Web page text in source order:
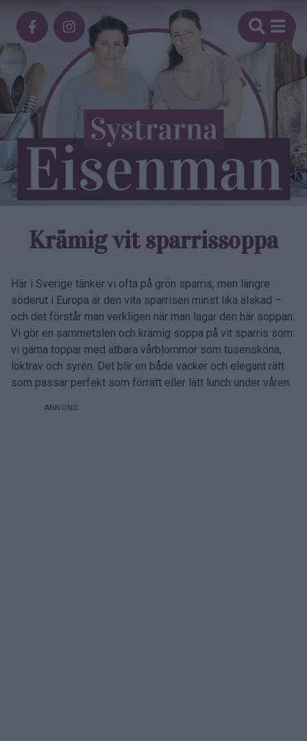
Krämig vit sparrissoppa
Här i Sverige tänker vi ofta på grön sparris, men längre
söderut i Europa är den vita sparrisen minst lika älskad –
och det förstår man verkligen när man lagar den här soppan.
Vi gör en sammetslen och krämig soppa på vit sparris som
vi gärna toppar med ätbara vårblommor som tusensköna,
löktrav och syrén. Det blir en både vacker och elegant rätt
som passar perfekt som förrätt eller lätt lunch under våren.